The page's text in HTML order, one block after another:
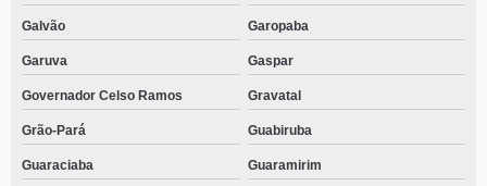
Galvão Garopaba
Garuva Gaspar
Governador Celso Ramos Gravatal
Grão-Pará Guabiruba
Guaraciaba Guaramirim